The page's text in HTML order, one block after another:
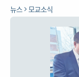
뉴스 모교소식